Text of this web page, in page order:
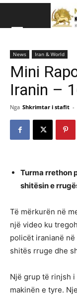
Këshillit
News Iran & World
Mini
Iranin –
Nga Shkrimtar i stafit -
Turma rrethon
shitësin e
Të mërkurën në
një video ku
policët iranianë
shitës rruge dhe
Një grup të rinjsh
makinën e tyre.